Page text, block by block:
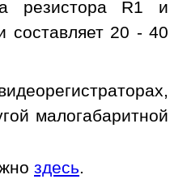
резистора R1 и
составляет 20 - 40
малогабаритной
здесь.